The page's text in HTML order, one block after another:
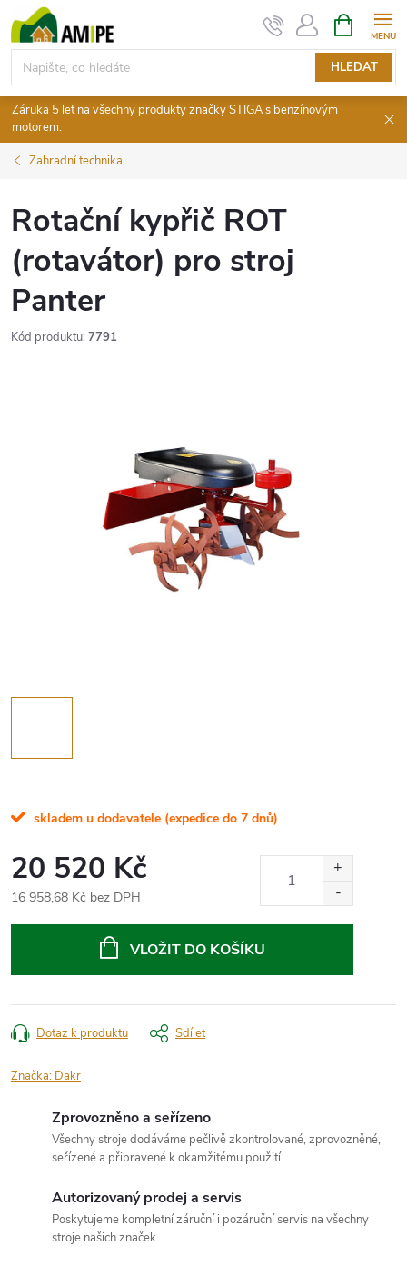
na
obsah
HLEDAT
NÁKUPNÍ
KOŠÍK
Záruka 5 let na všechny produkty značky STIGA s benzínovým
motorem.
Zahradní technika
Rotační kypřič ROT
(rotavátor) pro stroj
Panter
Kód produktu: 7791
skladem u dodavatele (expedice do 7 dnů)
20 520 Kč
16 958,68 Kč bez DPH
VLOŽIT DO KOŠÍKU
Dotaz k produktu Sdílet
Značka: Dakr
Zprovozněno a seřízeno
Všechny stroje dodáváme pečlivě zkontrolované, zprovozněné,
seřízené a připravené k okamžitému použití.
Autorizovaný prodej a servis
Poskytujeme kompletní záruční i pozáruční servis na všechny
stroje našich značek.